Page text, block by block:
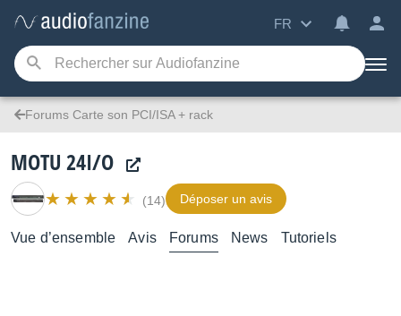
FR
Forums Carte son PCI/ISA + rack
MOTU 24I/O
(14) Déposer un avis
Vue d’ensemble Avis Forums News Tutoriels